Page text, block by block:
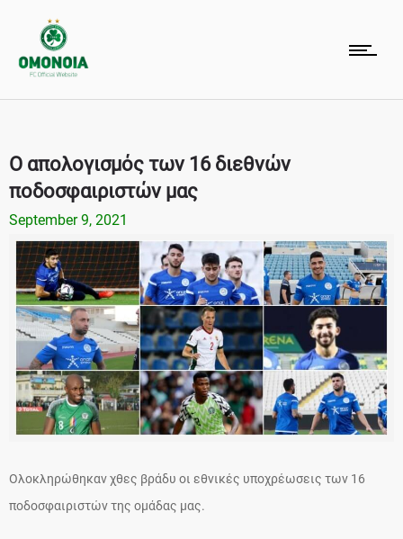
Ο απολογισμός των 16 διεθνών
ποδοσφαιριστών μας
September 9, 2021
Ολοκληρώθηκαν χθες βράδυ οι εθνικές υποχρέωσεις των 16
ποδοσφαιριστών της ομάδας μας.